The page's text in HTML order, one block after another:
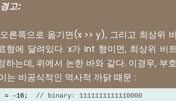
고:
른쪽으로 옮기면(x >> y), 그리고 최상위
형에 달려있다. x가 int 형이면, 최상위 비
하는데, 위에서 논한 바와 같다. 이경우, 부
는 비공식적인 역사적 까닭 때문 :
= -16; // binary: 1111111111110000